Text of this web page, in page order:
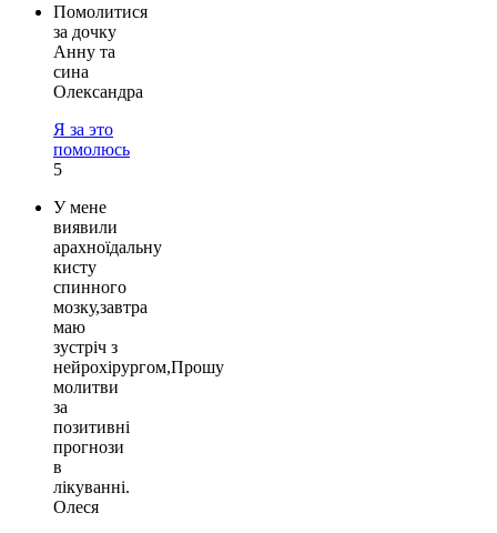
Помолитися
за дочку
Анну та
сина
Олександра
Я за это
помолюсь
5
У мене
виявили
арахноїдальну
кисту
спинного
мозку,завтра
маю
зустріч з
нейрохірургом,Прошу
молитви
за
позитивні
прогнози
в
лікуванні.
Олеся